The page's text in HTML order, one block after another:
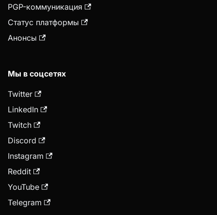
PGP-коммуникация
Статус платформы
Анонсы
Мы в соцсетях
Twitter
LinkedIn
Twitch
Discord
Instagram
Reddit
YouTube
Telegram